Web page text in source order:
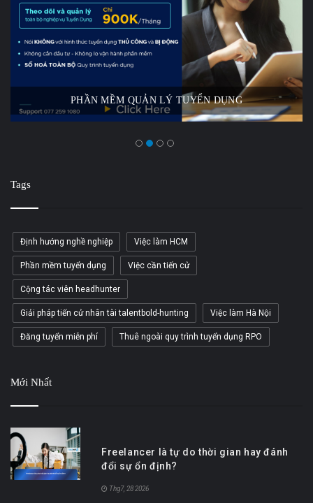
PHẦN MỀM QUẢN LÝ TUYỂN DỤNG
Tags
Định hướng nghề nghiệp Việc làm HCM
Phần mềm tuyển dụng Việc cần tiến cử
Cộng tác viên headhunter
Giải pháp tiến cử nhân tài talentbold-hunting Việc làm Hà Nội
Đăng tuyển miễn phí Thuê ngoài quy trình tuyển dụng RPO
Mới Nhất
Freelancer là tự do thời gian hay đánh
đổi sự ổn định?
Thg7, 28 2026